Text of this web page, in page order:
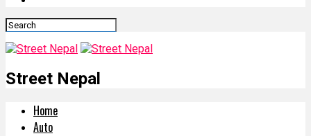
Street Nepal
Home
Auto